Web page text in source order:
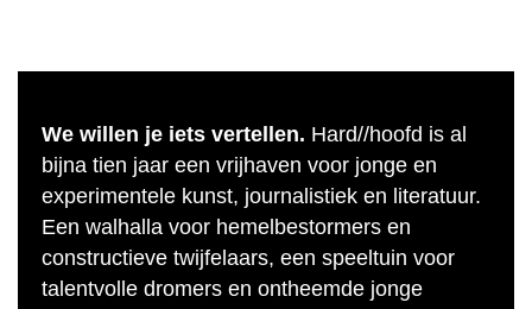
We willen je iets vertellen. Hard//hoofd is al
bijna tien jaar een vrijhaven voor jonge en
experimentele kunst, journalistiek en literatuur.
Een walhalla voor hemelbestormers en
constructieve twijfelaars, een speeltuin voor
talentvolle dromers en ontheemde jonge